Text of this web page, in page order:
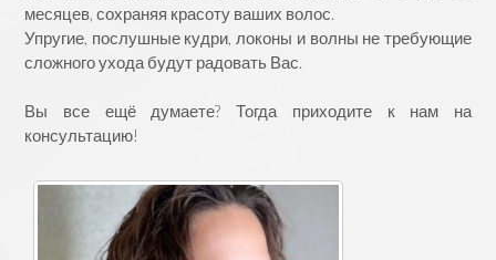
месяцев, сохраняя красоту ваших волос.
Упругие, послушные кудри, локоны и волны не требующие
сложного ухода будут радовать Вас.
Вы все ещё думаете? Тогда приходите к нам на
консультацию!